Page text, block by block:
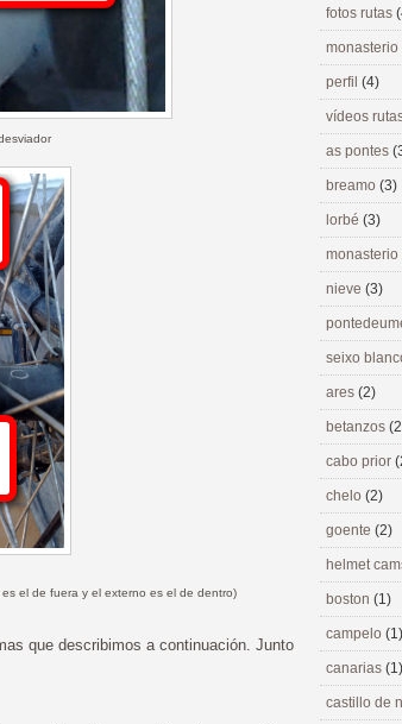
el de fuera y el externo es el de dentro)
que describimos a continuación. Junto
fotos rutas
perfil (4)
vídeos
as pontes
breamo (3)
lorbé (3)
nieve (3)
seixo
ares (2)
betanzos
cabo prior
chelo (2)
goente (2)
helmet
boston (1)
campelo (1)
canarias (1)
castillo de